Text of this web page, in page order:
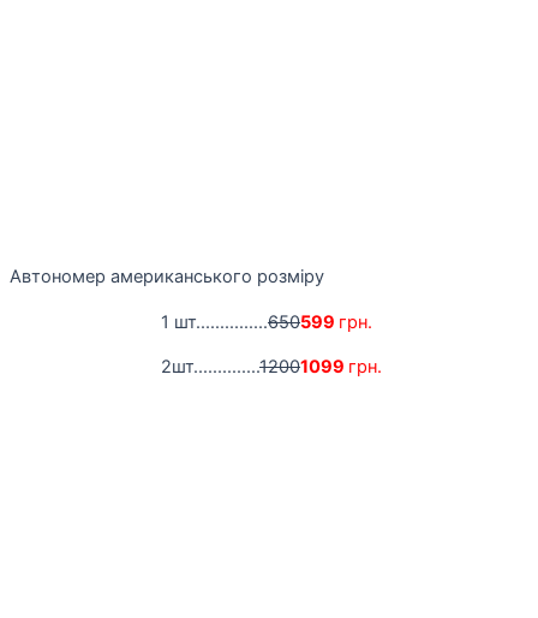
Автономер американського розміру
1 шт...............650599 грн.
2шт..............12001099 грн.